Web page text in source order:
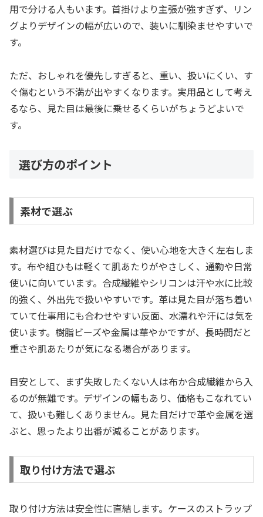
用で分ける人もいます。首掛けより主張が強すぎず、リン
グよりデザインの幅が広いので、装いに馴染ませやすいで
す。
ただ、おしゃれを優先しすぎると、重い、扱いにくい、す
ぐ傷むという不満が出やすくなります。実用品として考え
るなら、見た目は最後に乗せるくらいがちょうどよいで
す。
選び方のポイント
素材で選ぶ
素材選びは見た目だけでなく、使い心地を大きく左右しま
す。布や組ひもは軽くて肌あたりがやさしく、通勤や日常
使いに向いています。合成繊維やシリコンは汗や水に比較
的強く、外出先で扱いやすいです。革は見た目が落ち着い
ていて仕事用にも合わせやすい反面、水濡れや汗には気を
使います。樹脂ビーズや金属は華やかですが、長時間だと
重さや肌あたりが気になる場合があります。
目安として、まず失敗したくない人は布か合成繊維から入
るのが無難です。デザインの幅もあり、価格もこなれてい
て、扱いも難しくありません。見た目だけで革や金属を選
ぶと、思ったより出番が減ることがあります。
取り付け方法で選ぶ
取り付け方法は安全性に直結します。ケースのストラップ